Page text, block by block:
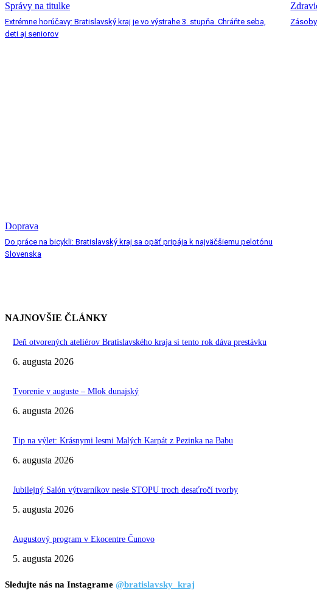
Správy na titulke
Extrémne horúčavy: Bratislavský kraj je vo výstrahe 3. stupňa. Chráňte seba,
deti aj seniorov
Doprava
Do práce na bicykli: Bratislavský kraj sa opäť pripája k najväčšiemu pelotónu
Slovenska
NAJNOVŠIE ČLÁNKY
Deň otvorených ateliérov Bratislavského kraja si tento rok dáva prestávku
6. augusta 2026
Tvorenie v auguste – Mlok dunajský
6. augusta 2026
Tip na výlet: Krásnymi lesmi Malých Karpát z Pezinka na Babu
6. augusta 2026
Jubilejný Salón výtvarníkov nesie STOPU troch desaťročí tvorby
5. augusta 2026
Augustový program v Ekocentre Čunovo
5. augusta 2026
Sledujte nás na Instagrame @bratislavsky_kraj